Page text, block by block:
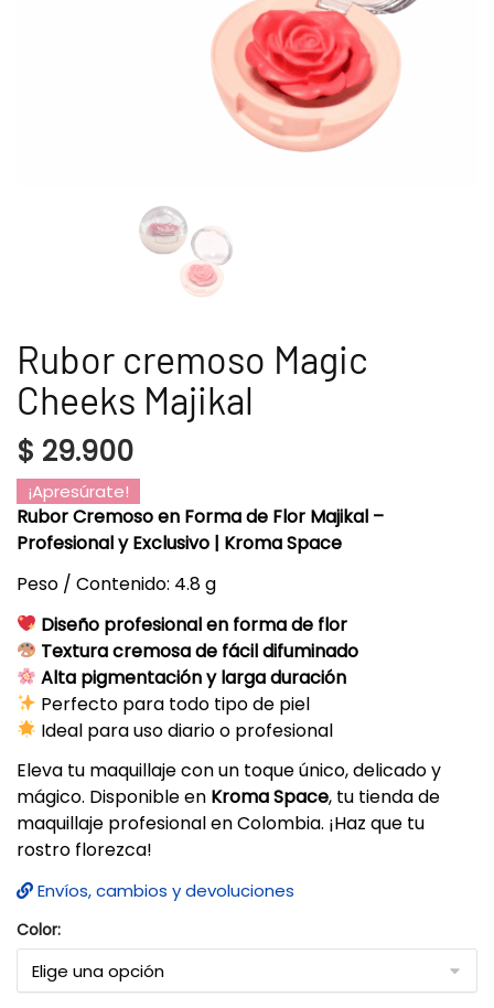
Rubor cremoso Magic
Cheeks Majikal
$ 29.900
¡Apresúrate!
Rubor Cremoso en Forma de Flor Majikal –
Profesional y Exclusivo | Kroma Space
Peso / Contenido: 4.8 g
Diseño profesional en forma de flor
Textura cremosa de fácil difuminado
Alta pigmentación y larga duración
Perfecto para todo tipo de piel
Ideal para uso diario o profesional
Eleva tu maquillaje con un toque único, delicado y
mágico. Disponible en Kroma Space, tu tienda de
maquillaje profesional en Colombia. ¡Haz que tu
rostro florezca!
Envíos, cambios y devoluciones
Color: